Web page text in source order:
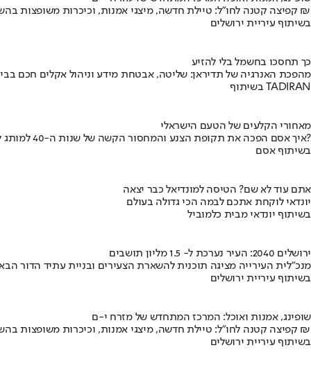
קפיצה קטנה לחו"ל: טיילת חדשה, מיצגי אמנות, וכיכרות משופצות בהשקעה של 100 מיליון ₪
בשיתוף עיריית ירושלים
כך תחסכו בחשמל בלי להזיע
מהפכת האנרגיה של תדיראן: שליטה, אבטחת מידע וניהול אקלים חכם
בשיתוף TADIRAN
מאחורי הקלעים של הטעם הישראלי
איך אסם הפכה את תקופת הצנע והמחסור הקשה של שנות ה-40 למותג לאומי?
בשיתוף אסם
אתם עוד לא שם? הטיסה למונדיאל כבר יצאה
יונדאי לוקחת אתכם לבמה הכי גדולה בעולם
בשיתוף יונדאי מבית כלמוביל
ירושלים 2040: העיר נערכת ל- 1.5 מליון תושבים
מנכ"לית העירייה מציגה תוכנית להשארת הצעירים ובניית עתיד הדור
בשיתוף עיריית ירושלים
שופינג, אמנות ואוכל: המרכז המתחדש של מזרח י-ם
קפיצה קטנה לחו"ל: טיילת חדשה, מיצגי אמנות, וכיכרות משופצות בהשקעה של 100 מיליון ₪
בשיתוף עיריית ירושלים